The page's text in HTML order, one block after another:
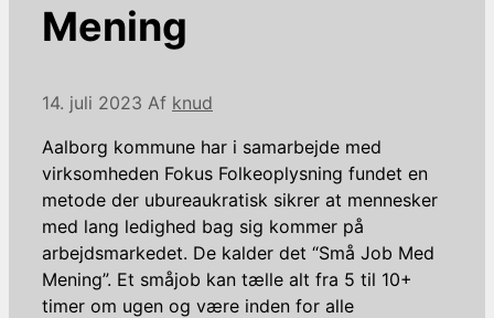
Mening
14. juli 2023 Af knud
Aalborg kommune har i samarbejde med
virksomheden Fokus Folkeoplysning fundet en
metode der ubureaukratisk sikrer at mennesker
med lang ledighed bag sig kommer på
arbejdsmarkedet. De kalder det “Små Job Med
Mening”. Et småjob kan tælle alt fra 5 til 10+
timer om ugen og være inden for alle